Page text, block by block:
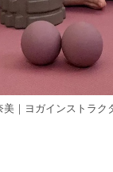
美｜ヨガインストラク